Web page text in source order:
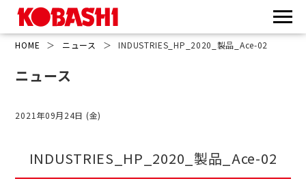
HOME ＞ ニュース ＞ INDUSTRIES_HP_2020_製品_Ace-02
ニュース
2021年09月24日 (金)
INDUSTRIES_HP_2020_製品_Ace-02